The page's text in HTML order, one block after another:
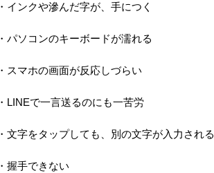
・インクや滲んだ字が、手につく
・パソコンのキーボードが濡れる
・スマホの画面が反応しづらい
・LINEで一言送るのにも一苦労
・文字をタップしても、別の文字が入力される
・握手できない